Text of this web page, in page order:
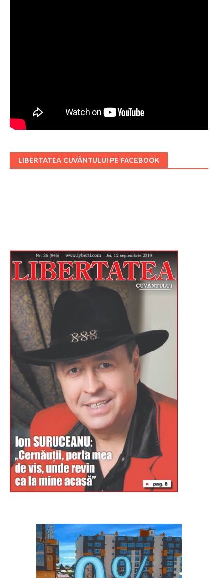
LIBERTATEA CUVÂNTULUI PE FACEBOOK